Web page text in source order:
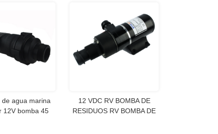
de agua marina
12V bomba 45
TRITURADORA
12 VDC RV BOMBA DE
RESIDUOS RV BOMBA DE